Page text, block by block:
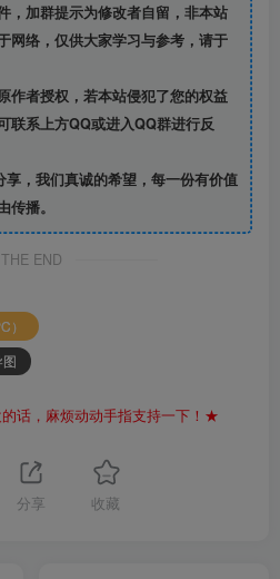
，加群提示为修改者自留， 非本站
网络，仅供大家学习与参考，请于
作者授权，若本站侵犯了您的权益
联系上方QQ或进入QQ群进行反
，我们真诚的希望，每一份有价值
传播。
THE END
）
话，麻烦动动手指支持一下！★
分享 收藏